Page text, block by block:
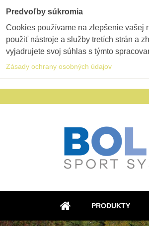
ÚVOD
PRODUKTY
Predvoľby súkromia
Cookies používame na zlepšenie vašej
použiť nástroje a služby tretích strán a
vyjadrujete svoj súhlas s týmto
Zásady ochrany osobných údajov